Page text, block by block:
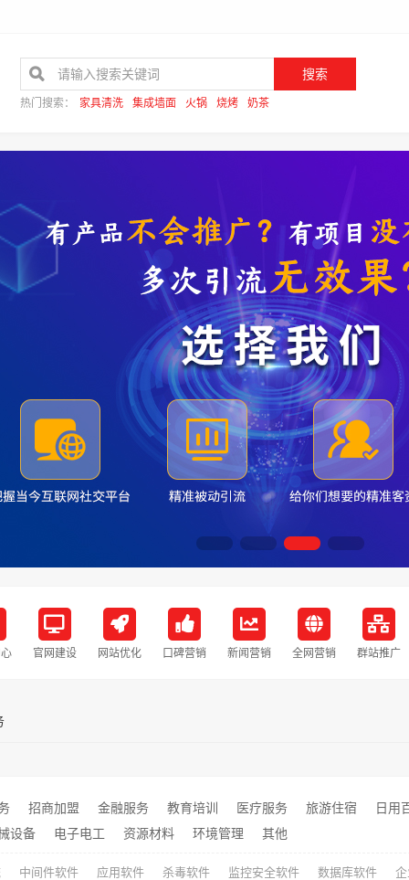
搜索
热门搜索： 家具清洗 集成墙面 火锅 烧烤 奶茶
官网建设 网站优化 口碑营销 新闻营销 全网营销 群站推广
招商加盟 金融服务 教育培训 医疗服务 旅游住宿 日用
设备 电子电工 资源材料 环境管理 其他
中间件软件 应用软件 杀毒软件 监控安全软件 数据库软件